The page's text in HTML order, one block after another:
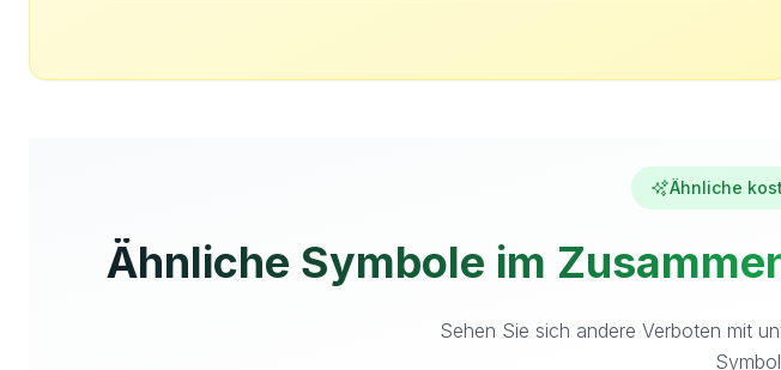
Ähnliche
Ähnliche Symbole im
Sehen Sie sich andere Verboten mit